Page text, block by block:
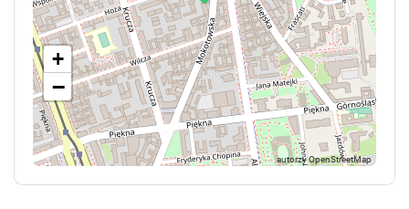
.
.
+
−